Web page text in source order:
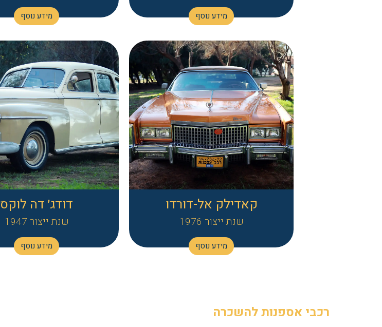
מידע נוסף מידע נוסף
קאדילק אל-דורדו
שנת ייצור 1976
מידע נוסף
דודג׳ דה לוקס
שנת ייצור 1947
מידע נוסף
רכבי אספנות להשכרה